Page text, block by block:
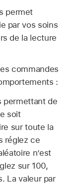
permet
par vos soins
de la lecture
commandes
:
permettant de
soit
sur toute la
réglez ce
n’est
sur 100,
La valeur par